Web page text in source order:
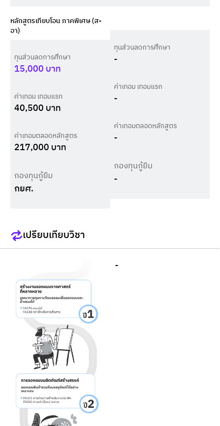
หลักสูตรเทียบโอน ภาคพิเศษ (ส-
อา)
ทุนส่วนลดการศึกษา
15,000 บาท
ค่าเทอม เทอมแรก
40,500 บาท
ค่าเทอมตลอดหลักสูตร
217,000 บาท
กองทุนกู้ยืม
กยศ.
ทุนส่วนลดการศึกษา
-
ค่าเทอม เทอมแรก
-
ค่าเทอมตลอดหลักสูตร
-
กองทุนกู้ยืม
-
เปรียบเทียบวิชา
-